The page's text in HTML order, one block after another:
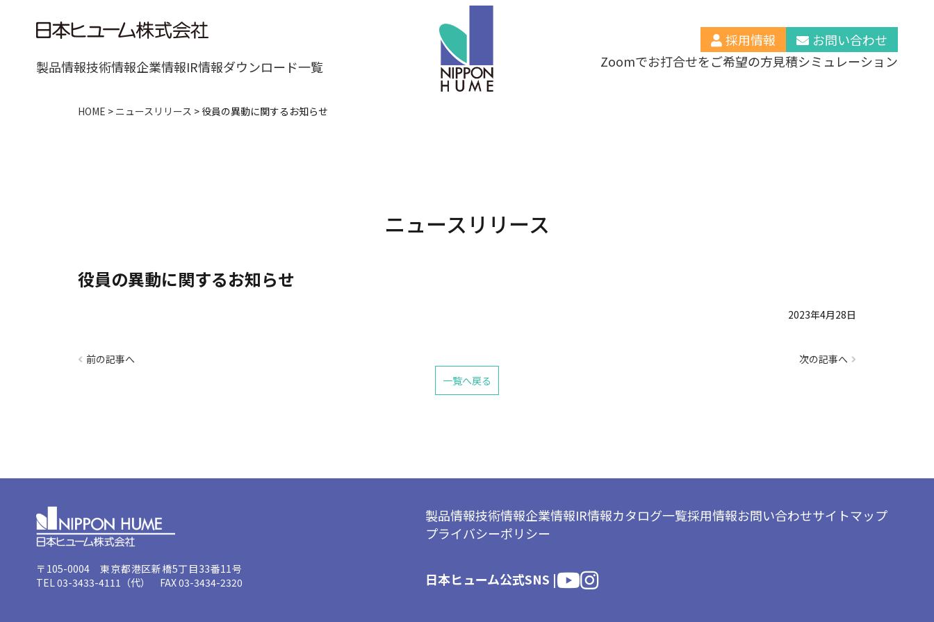
製品情報技術情報企業情報IR情報ダウンロード一覧
採用情報
お問い合わせ
Zoomでお打合せをご希望の方見積シミュレーション
HOME > ニュースリリース > 役員の異動に関するお知らせ
ニュースリリース
役員の異動に関するお知らせ
2023年4月28日
前の記事へ
次の記事へ
一覧へ戻る
〒105-0004 東京都港区新橋5丁目33番11号
TEL 03-3433-4111（代） FAX 03-3434-2320
製品情報技術情報企業情報IR情報カタログ一覧採用情報お問い合わせサイトマップ
プライバシーポリシー
日本ヒューム公式SNS |